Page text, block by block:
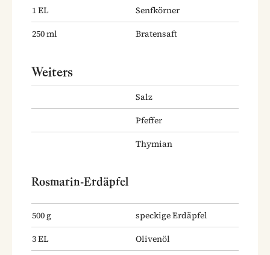
1EL
Senfkörner
250ml Bratensaft
Weiters
Salz
Pfeffer
Thymian
Rosmarin-Erdäpfel
500g
speckige Erdäpfel
3EL
Olivenöl